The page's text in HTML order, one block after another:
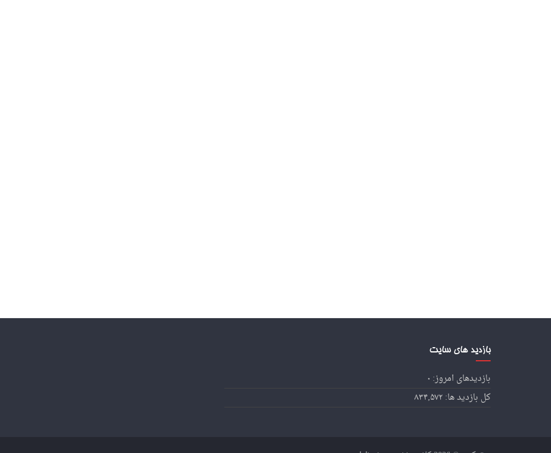
بازدید های سایت
بازدیدهای امروز: ۰
کل بازدید ها:۸۳۴,۵۷۲